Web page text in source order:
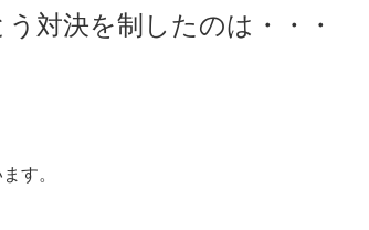
対決を制したのは・・・
す。